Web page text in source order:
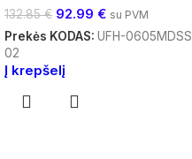
132.85€ 92.99 € su PVM
Prekės KODAS: UFH-0605MDSS
02
Į krepšelį